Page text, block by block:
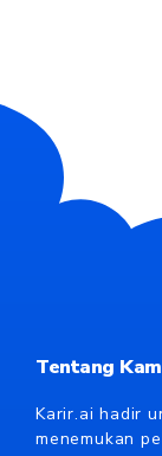
Tentang
Karir.ai hadir
menemukan